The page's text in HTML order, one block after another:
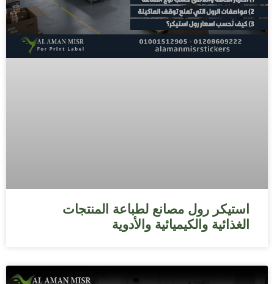
استيكر رول مصانع لطباعة المنتجات
الغذائية والكيميائية والأدوية